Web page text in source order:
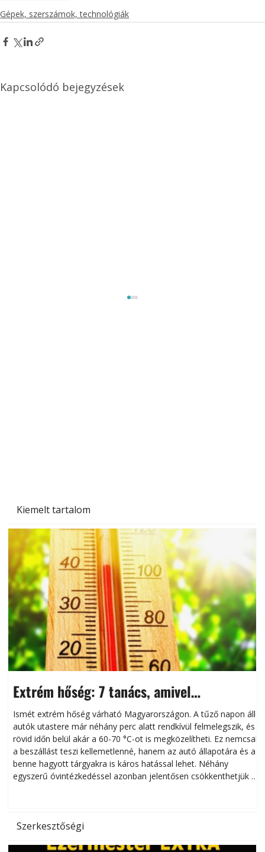
Kiemelt tartalom
Extrém hőség: 7 tanács, amivel
megóvhatjuk autónkat a nyári károktól
Ismét extrém hőség várható Magyarországon. A tűző napon álló
autók utastere már néhány perc alatt rendkívül felmelegszik, és
rövid időn belül akár a 60-70 °C-ot is megközelítheti. Ez nemcsak
a beszállást teszi kellemetlenné, hanem az autó állapotára és a
benne hagyott tárgyakra is káros hatással lehet. Néhány
egyszerű óvintézkedéssel azonban jelentősen csökkenthetjük a
Szerkesztőségi
Gépek, szerszámok, technológiák
Kapcsolódó bejegyzések